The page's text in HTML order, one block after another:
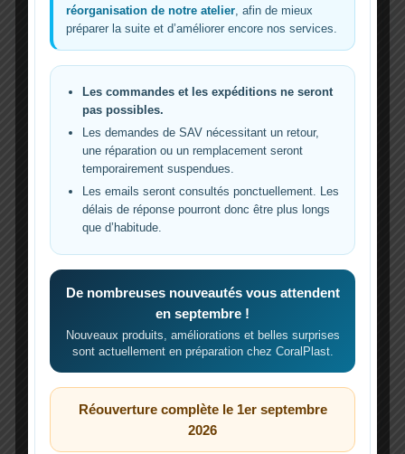
Doser du carbone en aquariophilie
récifale
La qualité d’une eau récifale repose sur un
écosystème bactérien équilibré et dynamique.
Les bactéries hétérotrophes, essentielles pour
la dénitrification et le traitement des déchets
organiques, nécessitent une source de
carbone pour se développer. Ajouter du
carbone dans un aquarium récifal devient
alors un moyen de soutenir cette faune
bactérienne et ainsi, contrôler les nutriments
[…]
Doser du carbone en aquariophilie
récifaleest apparu en premier surReeflexions
du
carbone
réorganisation de notre atelier, afin de mieux
préparer la suite et d’améliorer encore nos services.
Les commandes et les expéditions ne seront
pas possibles.
Les demandes de SAV nécessitant un retour,
une réparation ou un remplacement seront
temporairement suspendues.
Les emails seront consultés ponctuellement. Les
délais de réponse pourront donc être plus longs
que d’habitude.
De nombreuses nouveautés vous attendent
en septembre !
Nouveaux produits, améliorations et belles surprises
sont actuellement en préparation chez CoralPlast.
Réouverture complète le 1er septembre
2026